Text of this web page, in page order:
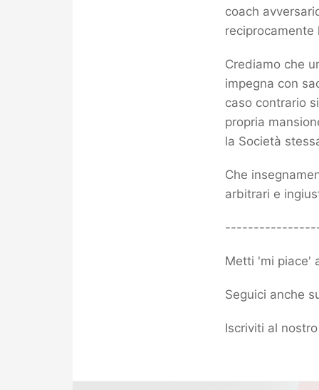
coach
reciprocamente
Crediamo che
impegna con
caso contrario
propria
la Società
Che
arbitrari e
Metti 'mi piace'
Seguici anche
Iscriviti al